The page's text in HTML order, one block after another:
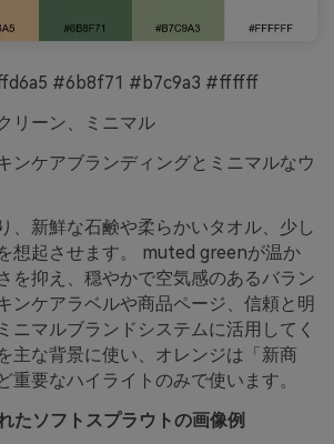
#6b8f71 #b7c9a3 #ffffff
リーン、ミニマル
ンケアブランディングとミニマルなウ
、新鮮な石鹸や柔らかいタオル、少し
想起させます。 muted greenが温か
を抑え、穏やかで空気感のあるバラン
ンケアラベルや商品ページ、信頼と明
ニマルブランドシステムに活用してく
主な背景に使い、オレンジは「新商
重要なハイライトのみで使います。
たソフトスプラウトの画像例